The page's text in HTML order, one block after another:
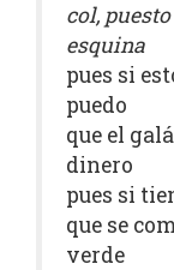
col,
esquina
pues si
puedo
que el
dinero
pues si
que se
verde